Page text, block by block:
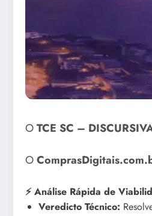
OTCE SC –
O
⚡ Análise Rápida de
Veredicto Técnico: